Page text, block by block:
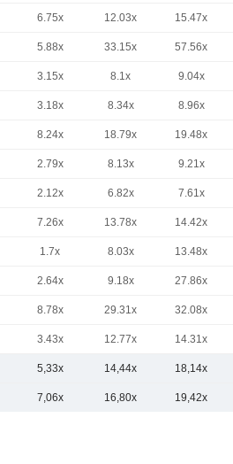
6.75x 12.03x 15.47x
5.88x 33.15x 57.56x
3.15x 8.1x 9.04x
3.18x 8.34x 8.96x
8.24x 18.79x 19.48x
2.79x 8.13x 9.21x
2.12x 6.82x 7.61x
7.26x 13.78x 14.42x
1.7x 8.03x 13.48x
2.64x 9.18x 27.86x
8.78x 29.31x 32.08x
3.43x 12.77x 14.31x
5,33x 14,44x 18,14x
7,06x 16,80x 19,42x